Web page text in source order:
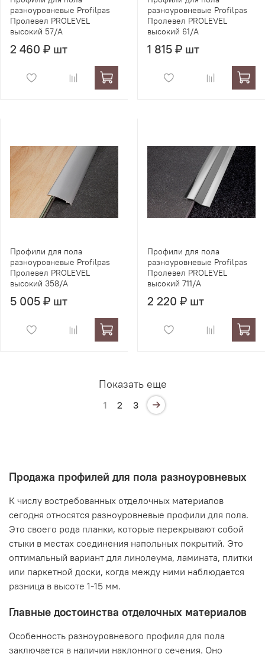
разноуровневые Profilpas
Пролевел PROLEVEL
высокий 57/A
2 460 ₽ шт
разноуровневые Profilpas
Пролевел PROLEVEL
высокий 61/A
1 815 ₽ шт
Профили для пола
разноуровневые Profilpas
Пролевел PROLEVEL
высокий 358/A
5 005 ₽ шт
Профили для пола
разноуровневые Profilpas
Пролевел PROLEVEL
высокий 711/A
2 220 ₽ шт
Показать еще
1 2 3
Продажа профилей для пола разноуровневых
К числу востребованных отделочных материалов
сегодня относятся разноуровневые профили для пола.
Это своего рода планки, которые перекрывают собой
стыки в местах соединения напольных покрытий. Это
оптимальный вариант для линолеума, ламината, плитки
или паркетной доски, когда между ними наблюдается
разница в высоте 1-15 мм.
Главные достоинства отделочных материалов
Особенность разноуровневого профиля для пола
заключается в наличии наклонного сечения. Оно